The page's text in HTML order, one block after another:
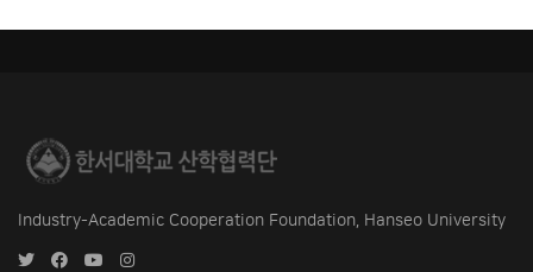
Industry-Academic Cooperation Foundation, Hanseo University